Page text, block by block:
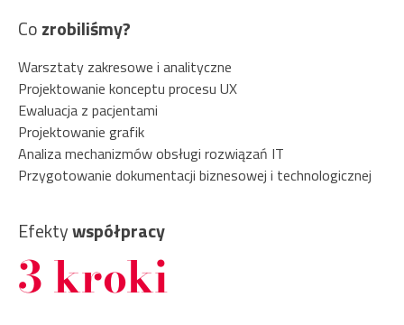
Cozrobiliśmy?
Warsztaty zakresowe i analityczne
Projektowanie konceptu procesu UX
Ewaluacja z pacjentami
Projektowanie grafik
Analiza mechanizmów obsługi rozwiązań IT
Przygotowanie dokumentacji biznesowej i technologicznej
Efektywspółpracy
3 kroki